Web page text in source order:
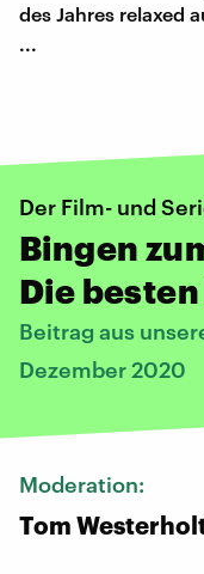
des Jahres relaxed
...
Der Film- und
Bingen
Die
Beitrag aus
Dezember 2020
Moderation:
Tom